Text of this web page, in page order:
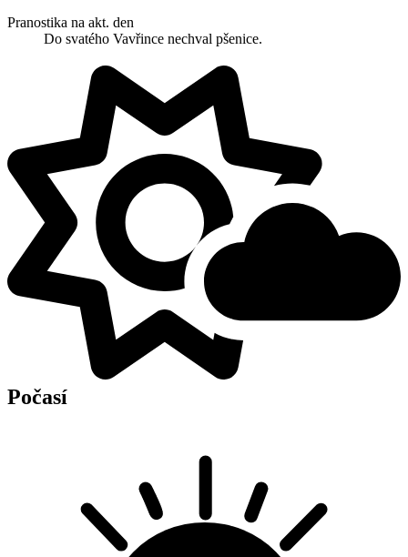
Pranostika na akt. den
Do svatého Vavřince nechval pšenice.
Počasí